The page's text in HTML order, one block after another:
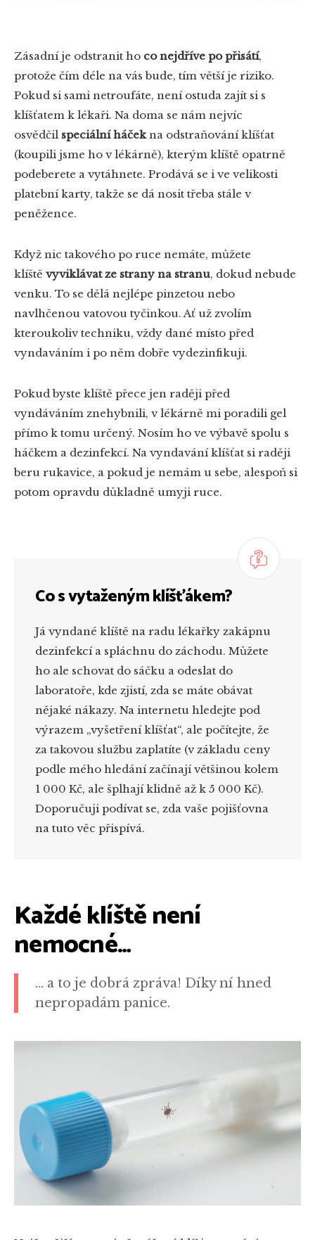
Zásadní je odstranit ho co nejdříve po přisátí,
protože čím déle na vás bude, tím větší je riziko.
Pokud si sami netroufáte, není ostuda zajít si s
klíšťatem k lékaři. Na doma se nám nejvíc
osvědčil speciální háček na odstraňování klíšťat
(koupili jsme ho v lékárně), kterým klíště opatrně
podeberete a vytáhnete. Prodává se i ve velikosti
platební karty, takže se dá nosit třeba stále v
peněžence.
Když nic takového po ruce nemáte, můžete
klíště vyviklávat ze strany na stranu, dokud nebude
venku. To se dělá nejlépe pinzetou nebo
navlhčenou vatovou tyčinkou. Ať už zvolím
kteroukoliv techniku, vždy dané místo před
vyndaváním i po něm dobře vydezinfikuji.
Pokud byste klíště přece jen raději před
vyndáváním znehybnili, v lékárně mi poradili gel
přímo k tomu určený. Nosím ho ve výbavě spolu s
háčkem a dezinfekcí. Na vyndavání klíšťat si raději
beru rukavice, a pokud je nemám u sebe, alespoň si
potom opravdu důkladně umyji ruce.
Co s vytaženým klíšťákem?
Já vyndané klíště na radu lékařky zakápnu
dezinfekcí a spláchnu do záchodu. Můžete
ho ale schovat do sáčku a odeslat do
laboratoře, kde zjistí, zda se máte obávat
nějaké nákazy. Na internetu hledejte pod
výrazem „vyšetření klíšťat“, ale počítejte, že
za takovou službu zaplatíte (v základu ceny
podle mého hledání začínají většinou kolem
1 000 Kč, ale šplhají klidně až k 5 000 Kč).
Doporučuji podívat se, zda vaše pojišťovna
na tuto věc přispívá.
Každé klíště není
nemocné…
… a to je dobrá zpráva! Díky ní hned
nepropadám panice.